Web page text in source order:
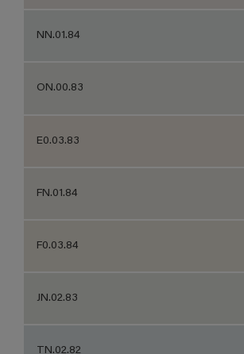
NN.01.84
ON.00.83
E0.03.83
FN.01.84
F0.03.84
JN.02.83
TN.02.82